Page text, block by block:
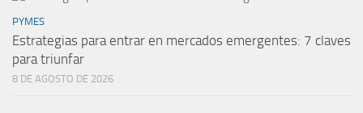
PYMES
Estrategias para entrar en mercados emergentes: 7 claves
para triunfar
8 DE AGOSTO DE 2026